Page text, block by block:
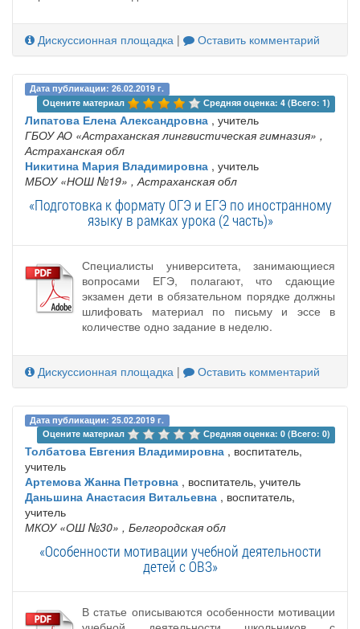
Дискуссионная площадка | Оставить комментарий
Дата публикации: 26.02.2019 г.
Оцените материал
Средняя оценка: 4 (Всего: 1)
Липатова Елена Александровна , учитель
ГБОУ АО «Астраханская лингвистическая гимназия» ,
Астраханская обл
Никитина Мария Владимировна , учитель
МБОУ «НОШ №19» , Астраханская обл
«Подготовка к формату ОГЭ и ЕГЭ по иностранному
языку в рамках урока (2 часть)»
Специалисты университета, занимающиеся
вопросами ЕГЭ, полагают, что сдающие
экзамен дети в обязательном порядке должны
шлифовать материал по письму и эссе в
количестве одно задание в неделю.
Дискуссионная площадка | Оставить комментарий
Дата публикации: 25.02.2019 г.
Оцените материал
Средняя оценка: 0 (Всего: 0)
Толбатова Евгения Владимировна , воспитатель,
учитель
Артемова Жанна Петровна , воспитатель, учитель
Даньшина Анастасия Витальевна , воспитатель,
учитель
МКОУ «ОШ №30» , Белгородская обл
«Особенности мотивации учебной деятельности
детей с ОВЗ»
В статье описываются особенности мотивации